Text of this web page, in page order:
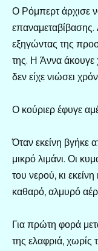
Ο Ρόμπερτ άρχισε
εξηγώντας της
της. Η Άννα άκουγε
δεν είχε νιώσει
Ο κούριερ έφυγε
Όταν εκείνη βγήκε
μικρό λιμάνι. Οι
του νερού, κι
καθαρό, αλμυρό
Για πρώτη φορά
της ελαφριά,